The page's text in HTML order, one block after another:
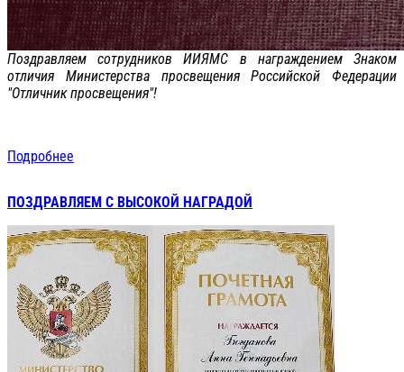
Поздравляем сотрудников ИИЯМС в награждением Знаком
отличия Министерства просвещения Российской Федерации
"Отличник просвещения"!
Подробнее
ПОЗДРАВЛЯЕМ С ВЫСОКОЙ НАГРАДОЙ